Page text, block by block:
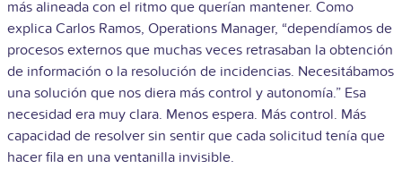
más alineada con el ritmo que querían mantener. Como
explica Carlos Ramos, Operations Manager, “dependíamos de
procesos externos que muchas veces retrasaban la obtención
de información o la resolución de incidencias. Necesitábamos
una solución que nos diera más control y autonomía.” Esa
necesidad era muy clara. Menos espera. Más control. Más
capacidad de resolver sin sentir que cada solicitud tenía que
hacer fila en una ventanilla invisible.